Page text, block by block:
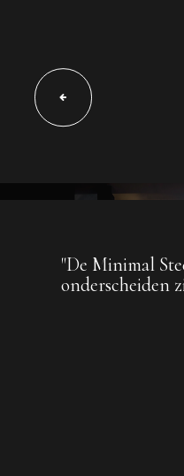
"De Minimal
onderscheiden